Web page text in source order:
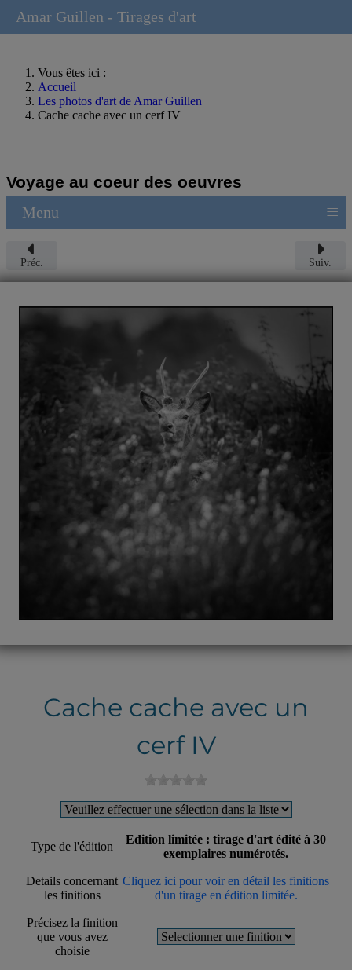
Vous êtes ici :
Accueil
Les photos d'art de Amar Guillen
Cache cache avec un cerf IV
Voyage au coeur des oeuvres
Menu ≡
Préc. Suiv.
Cache cache avec un
cerf IV
Type de l'édition
Edition limitée : tirage d'art édité à 30
exemplaires numérotés.
Details concernant
les finitions
Cliquez ici pour voir en détail les finitions
d'un tirage en édition limitée.
Précisez la finition
que vous avez
choisie
Amar Guillen - Tirages d'art